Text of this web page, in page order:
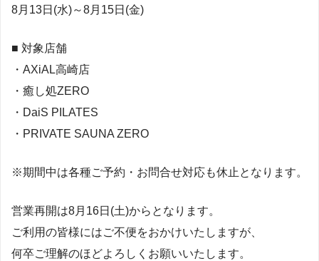
8月13日(水)～8月15日(金)
■ 対象店舗
・AXiAL高崎店
・癒し処ZERO
・DaiS PILATES
・PRIVATE SAUNA ZERO
※期間中は各種ご予約・お問合せ対応も休止となります。
営業再開は8月16日(土)からとなります。
ご利用の皆様にはご不便をおかけいたしますが、
何卒ご理解のほどよろしくお願いいたします。